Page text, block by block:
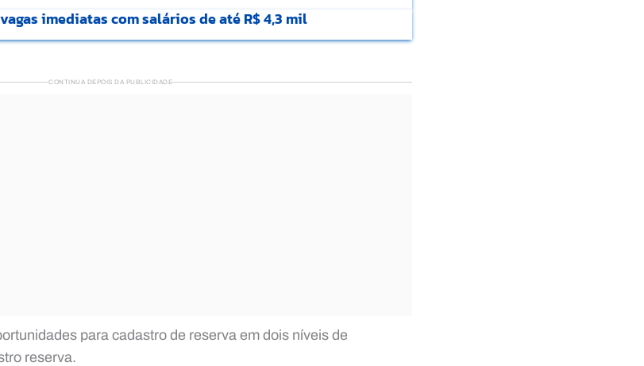
imediatas com salários de até R$ 4,3 mil
CONTINUA DEPOIS DA PUBLICIDADE
para cadastro de reserva em dois níveis de
reserva.